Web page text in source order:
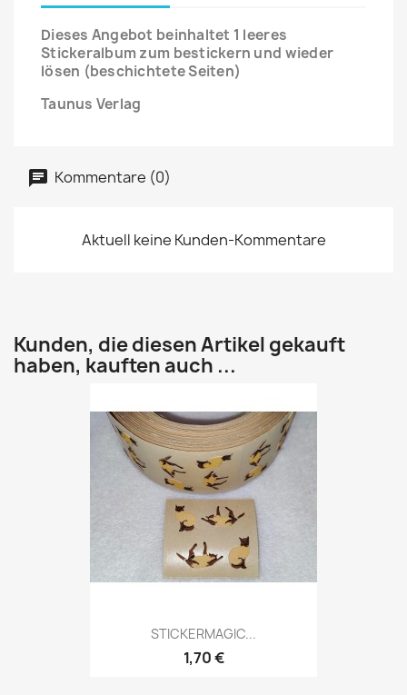
Dieses Angebot beinhaltet 1 leeres
Stickeralbum zum bestickern und wieder
lösen (beschichtete Seiten)
Taunus Verlag
Kommentare (0)
Aktuell keine Kunden-Kommentare
Kunden, die diesen Artikel gekauft
haben, kauften auch ...
STICKERMAGIC...
1,70 €